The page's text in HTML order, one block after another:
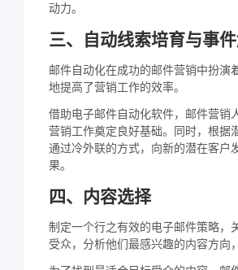
动力。
三、自动线索培育与事
邮件自动化在成功的邮件营销中扮演
地提高了营销工作的效率。
借助电子邮件自动化软件，邮件营销
营销工作奠定良好基础。同时，根据
通过冷外联的方式，向新的潜在客户
果。
四、内容选择
制定一个行之有效的电子邮件策略，
受众，分析他们最感兴趣的内容方向